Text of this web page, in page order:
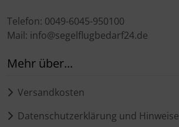
Telefon: 0049-6045-950100
Mail: info@segelflugbedarf24.de
Mehr über...
Versandkosten
Datenschutzerklärung und Hinweise